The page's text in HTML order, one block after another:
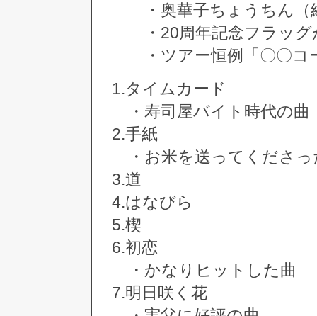
・奥華子ちょうちん（
・20周年記念フラッグ
・ツアー恒例「〇〇コ
1.タイムカード
・寿司屋バイト時代の曲
2.手紙
・お米を送ってくださっ
3.道
4.はなびら
5.楔
6.初恋
・かなりヒットした曲
7.明日咲く花